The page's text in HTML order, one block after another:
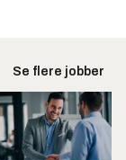
Se flere jobber